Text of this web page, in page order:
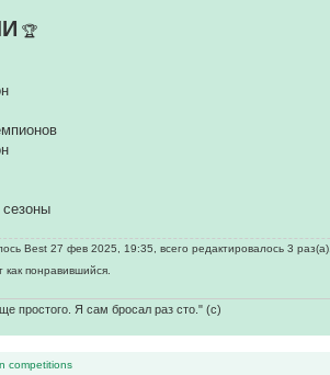
🏆
Best 27 фев 2025, 19:35, всего редактировалось 3 раз(а).
как понравившийся.
простого. Я сам бросал раз сто." (с)
competitions